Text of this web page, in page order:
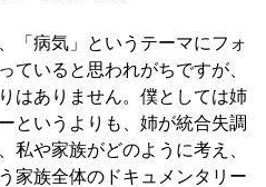
「病気」というテーマにフォ
ていると思われがちですが、
はありません。僕としては姉
というよりも、姉が統合失調
私や家族がどのように考え、
家族全体のドキュメンタリー